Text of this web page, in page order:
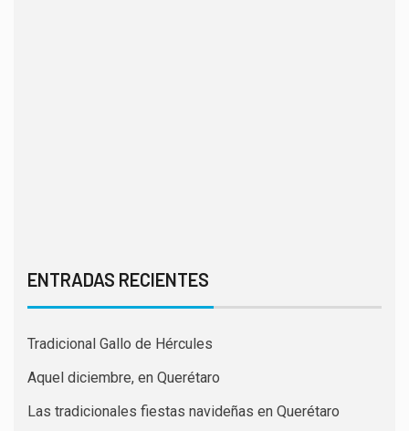
ENTRADAS RECIENTES
Tradicional Gallo de Hércules
Aquel diciembre, en Querétaro
Las tradicionales fiestas navideñas en Querétaro